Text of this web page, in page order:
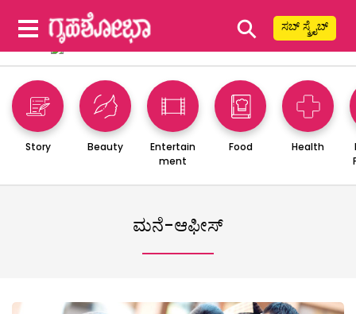
⚲ ಸಬ್ ಸ್ಕ್ರೈಬ್
Story Beauty
Entertain
ment
Food Health
ಮನೆ-ಆಫೀಸ್